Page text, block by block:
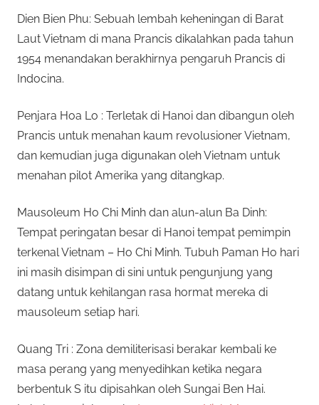
y
a
2
0
2
d
a
m
a
n
k
Dien Bien Phu: Sebuah lembah keheningan di Barat
Laut Vietnam di mana Prancis dikalahkan pada tahun
1954 menandakan berakhirnya pengaruh Prancis di
Indocina.
Penjara Hoa Lo : Terletak di Hanoi dan dibangun oleh
Prancis untuk menahan kaum revolusioner Vietnam,
dan kemudian juga digunakan oleh Vietnam untuk
menahan pilot Amerika yang ditangkap.
Mausoleum Ho Chi Minh dan alun-alun Ba Dinh:
Tempat peringatan besar di Hanoi tempat pemimpin
terkenal Vietnam – Ho Chi Minh. Tubuh Paman Ho hari
ini masih disimpan di sini untuk pengunjung yang
datang untuk kehilangan rasa hormat mereka di
mausoleum setiap hari.
Quang Tri : Zona demiliterisasi berakar kembali ke
masa perang yang menyedihkan ketika negara
berbentuk S itu dipisahkan oleh Sungai Ben Hai.